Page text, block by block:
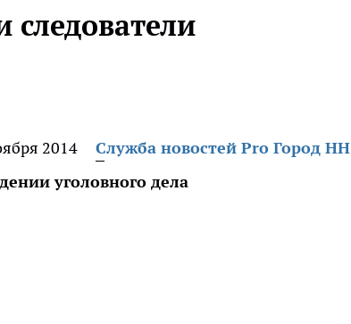
следователи
2014
Служба новостей Pro Город НН
уголовного дела